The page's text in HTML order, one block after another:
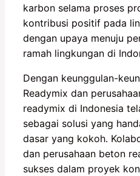
karbon selama proses
kontribusi positif pada
dengan upaya menuju
ramah lingkungan di
Dengan keunggulan-
Readymix dan
readymix di Indonesia
sebagai solusi yang
dasar yang kokoh.
dan perusahaan beton
sukses dalam proyek